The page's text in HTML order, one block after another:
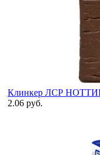
Клинкер ЛСР
2.06 руб.